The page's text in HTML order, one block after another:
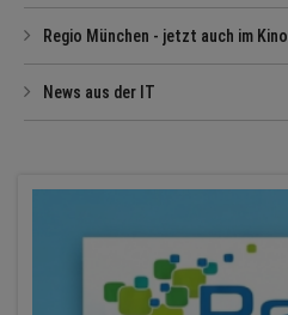
Regio München - jetzt auch im Kino
News aus der IT